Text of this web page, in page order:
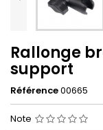
Rallonge
support
Référence00665
Note